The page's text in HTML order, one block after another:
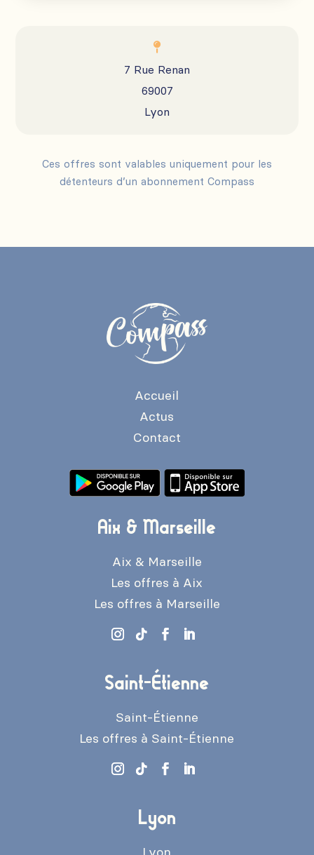

7 Rue Renan
69007
Lyon
Ces offres sont valables uniquement pour les
détenteurs d’un abonnement Compass
Accueil
Actus
Contact
Aix & Marseille
Aix & Marseille
Les offres à Aix
Les offres à Marseille
Saint-Étienne
Saint-Étienne
Les offres à Saint-Étienne
Lyon